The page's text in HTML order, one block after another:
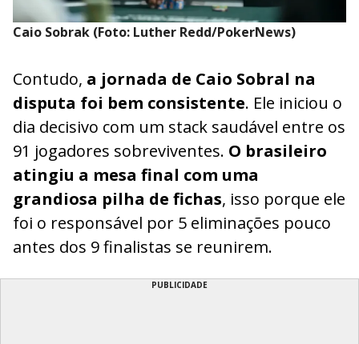
Caio Sobrak (Foto: Luther Redd/PokerNews)
Contudo, a jornada de Caio Sobral na
disputa foi bem consistente. Ele iniciou o
dia decisivo com um stack saudável entre os
91 jogadores sobreviventes. O brasileiro
atingiu a mesa final com uma
grandiosa pilha de fichas, isso porque ele
foi o responsável por 5 eliminações pouco
antes dos 9 finalistas se reunirem.
PUBLICIDADE